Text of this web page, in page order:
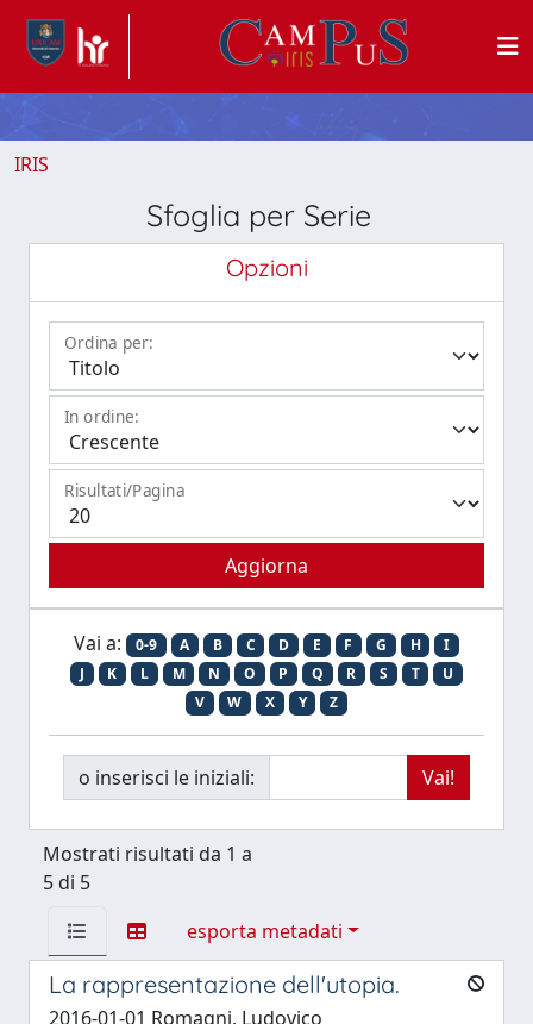
IRIS
Sfoglia per Serie
Opzioni
Ordina per:
In ordine:
Risultati/Pagina
Vai a: 0-9 A B C D E F G H
I
J
K L M N O P Q R S T
U
V
W X Y Z
o inserisci le iniziali:
Mostrati risultati da 1 a
5 di 5
esporta metadati
La rappresentazione dell'utopia.
2016-01-01 Romagni, Ludovico